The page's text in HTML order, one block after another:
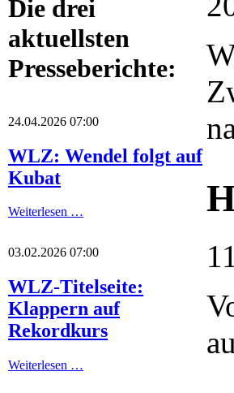
Die drei
aktuellsten
Presseberichte:
24.04.2026 07:00
WLZ: Wendel folgt auf
Kubat
Weiterlesen …
03.02.2026 07:00
WLZ-Titelseite:
Klappern auf
Rekordkurs
Weiterlesen …